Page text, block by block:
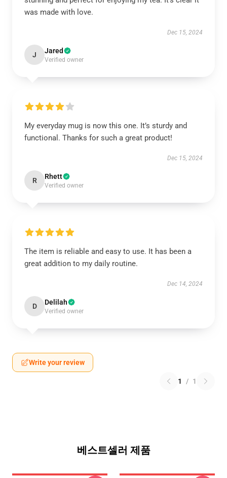
was made with love.
Dec 15, 2024
J Jared
Verified owner
My everyday mug is now this one. It’s sturdy and
functional. Thanks for such a great product!
Dec 15, 2024
R Rhett
Verified owner
The item is reliable and easy to use. It has been a
great addition to my daily routine.
Dec 14, 2024
D Delilah
Verified owner
Write your review
1 / 1
베스트셀러 제품